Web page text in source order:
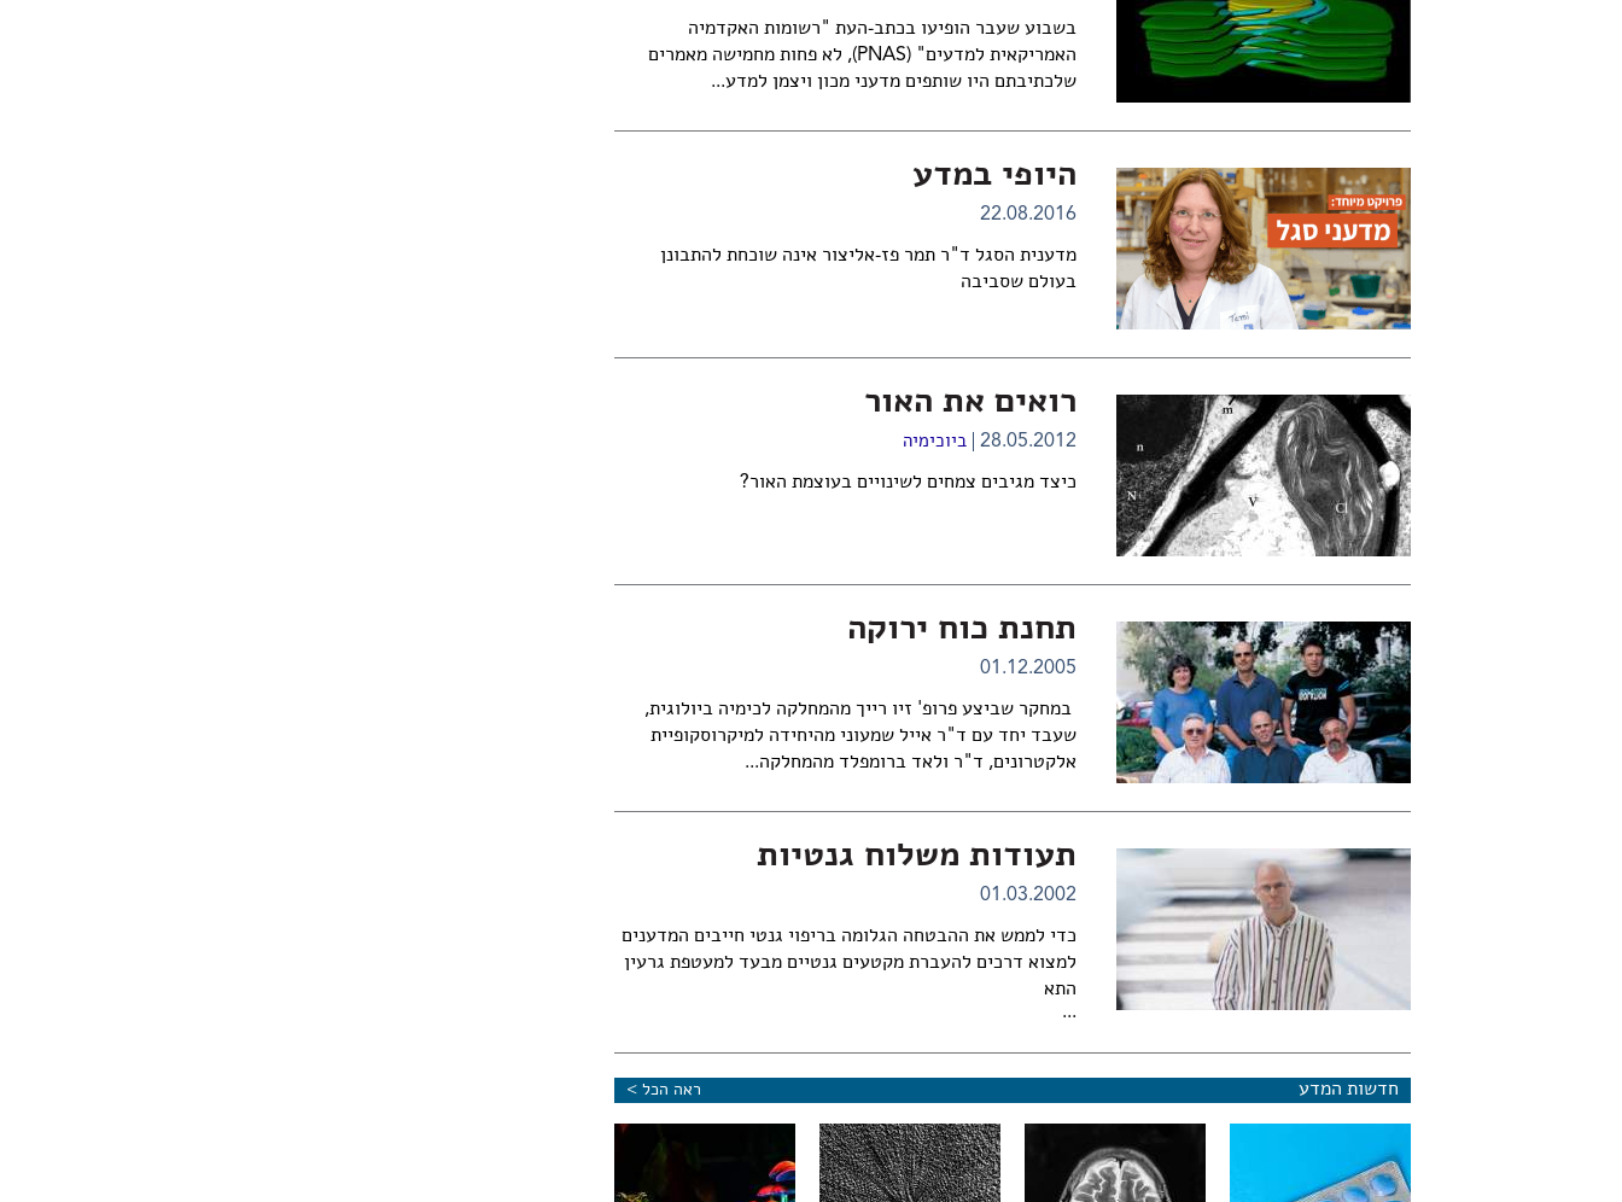
בשבוע שעבר הופיעו בכתב-העת "רשומות האקדמיה
האמריקאית למדעים" (PNAS), לא פחות מחמישה מאמרים
שלכתיבתם היו שותפים מדעני מכון ויצמן למדע...
היופי במדע
22.08.2016
מדענית הסגל ד"ר תמר פז-אליצור אינה שוכחת להתבונן
בעולם שסביבה
רואים את האור
28.05.2012 ביוכימיה
כיצד מגיבים צמחים לשינויים בעוצמת האור?
תחנת כוח ירוקה
01.12.2005
במחקר שביצע פרופ' זיו רייך מהמחלקה לכימיה ביולוגית,
שעבד יחד עם ד"ר אייל שמעוני מהיחידה למיקרוסקופיית
אלקטרונים, ד"ר ולאד ברומפלד מהמחלקה...
תעודות משלוח גנטיות
01.03.2002
כדי לממש את ההבטחה הגלומה בריפוי גנטי חייבים המדענים
למצוא דרכים להעברת מקטעים גנטיים מבעד למעטפת גרעין
התא
...
חדשות המדע ראה הכל >